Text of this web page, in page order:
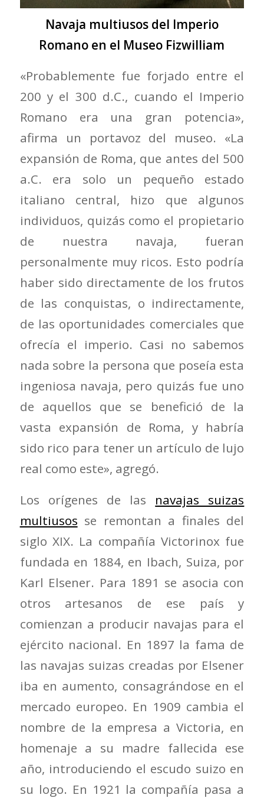
Navaja multiusos del Imperio
Romano en el Museo Fizwilliam
«Probablemente fue forjado entre el
200 y el 300 d.C., cuando el Imperio
Romano era una gran potencia»,
afirma un portavoz del museo. «La
expansión de Roma, que antes del 500
a.C. era solo un pequeño estado
italiano central, hizo que algunos
individuos, quizás como el propietario
de nuestra navaja, fueran
personalmente muy ricos. Esto podría
haber sido directamente de los frutos
de las conquistas, o indirectamente,
de las oportunidades comerciales que
ofrecía el imperio. Casi no sabemos
nada sobre la persona que poseía esta
ingeniosa navaja, pero quizás fue uno
de aquellos que se benefició de la
vasta expansión de Roma, y habría
sido rico para tener un artículo de lujo
real como este», agregó.
Los orígenes de las navajas suizas
multiusos se remontan a finales del
siglo XIX. La compañía Victorinox fue
fundada en 1884, en Ibach, Suiza, por
Karl Elsener. Para 1891 se asocia con
otros artesanos de ese país y
comienzan a producir navajas para el
ejército nacional. En 1897 la fama de
las navajas suizas creadas por Elsener
iba en aumento, consagrándose en el
mercado europeo. En 1909 cambia el
nombre de la empresa a Victoria, en
homenaje a su madre fallecida ese
año, introduciendo el escudo suizo en
su logo. En 1921 la compañía pasa a